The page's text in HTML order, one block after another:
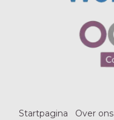
Startpagina Over ons